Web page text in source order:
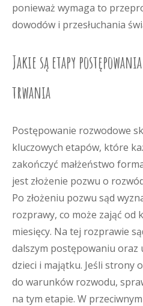
ponieważ wymaga to
dowodów i przesłuchania
Jakie są etapy
trwania
Postępowanie rozwodowe
kluczowych etapów, które
zakończyć małżeństwo
jest złożenie pozwu o
Po złożeniu pozwu sąd
rozprawy, co może zająć od
miesięcy. Na tej rozprawie
dalszym postępowaniu oraz
dzieci i majątku. Jeśli strony
do warunków rozwodu,
na tym etapie. W